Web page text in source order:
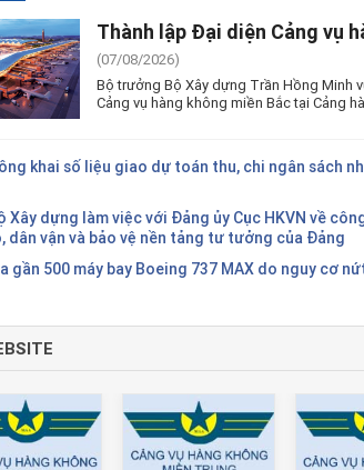
Thành lập Đại diện Cảng vụ
(07/08/2026)
Bộ trưởng Bộ Xây dựng Trần Hồng Minh
Cảng vụ hàng không miền Bắc tại Cảng
khai số liệu giao dự toán thu, chi ngân sách
Xây dựng làm việc với Đảng ủy Cục HKVN về
dân vận và bảo vệ nền tảng tư tưởng của Đảng
gần 500 máy bay Boeing 737 MAX do nguy cơ
Prev